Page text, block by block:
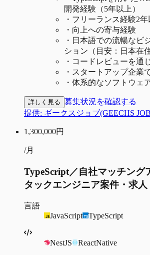
開発経験（5年以上）
・ フリーランス経験2年
・ 向上への寄与経験
・ 日本語での流暢なビ
ション（目安：日本在
・ コードレビューを通
・ スタートアップ企業
・ 体系的なソフトウェ
詳しく見る 募集状況を確認する
提供: ギークスジョブ(GEECHS
1,300,000円
/月
TypeScript／自社マッチング
タックエンジニア案件・求人
言語
JavaScript
TypeScript
NestJS ReactNative